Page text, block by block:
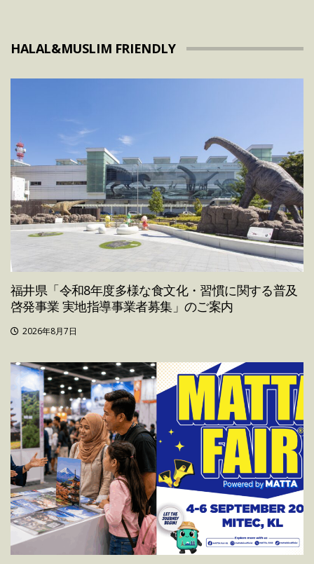
HALAL&MUSLIM FRIENDLY
福井県「令和8年度多様な食文化・習慣に関する普及
啓発事業 実地指導事業者募集」のご案内
2026年8月7日